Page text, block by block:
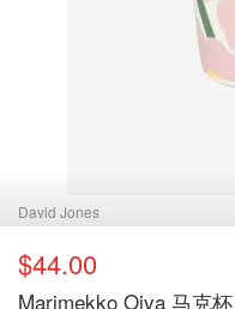
David Jones
$44.00
Marimekko Oiva